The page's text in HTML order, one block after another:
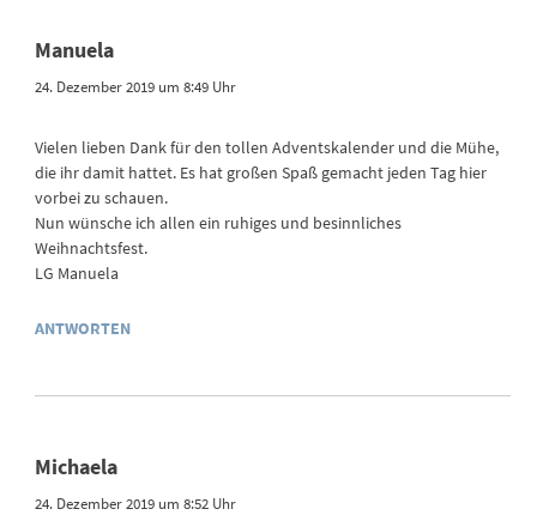
Manuela
24. Dezember 2019 um 8:49 Uhr
Vielen lieben Dank für den tollen Adventskalender und die Mühe,
die ihr damit hattet. Es hat großen Spaß gemacht jeden Tag hier
vorbei zu schauen.
Nun wünsche ich allen ein ruhiges und besinnliches
Weihnachtsfest.
LG Manuela
ANTWORTEN
Michaela
24. Dezember 2019 um 8:52 Uhr